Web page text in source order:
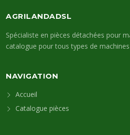
AGRILANDADSL
Spécialiste en pièces détachées pour
catalogue pour tous types de
NAVIGATION
Accueil
Catalogue pièces